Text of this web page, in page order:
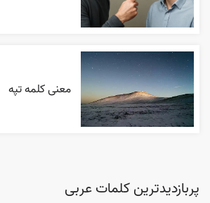
معنی کلمه تپه
پربازدیدترین کلمات عربی